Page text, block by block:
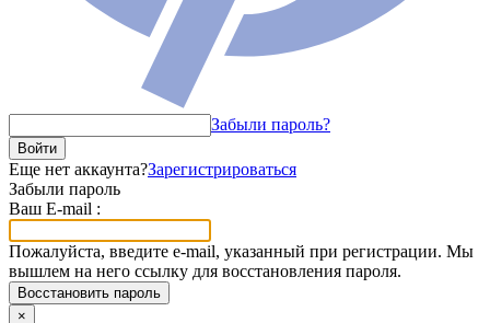
Забыли пароль?
Войти
Еще нет аккаунта?Зарегистрироваться
Забыли пароль
Ваш E-mail :
Пожалуйста, введите e-mail, указанный при регистрации. Мы
вышлем на него ссылку для восстановления пароля.
Восстановить пароль
×